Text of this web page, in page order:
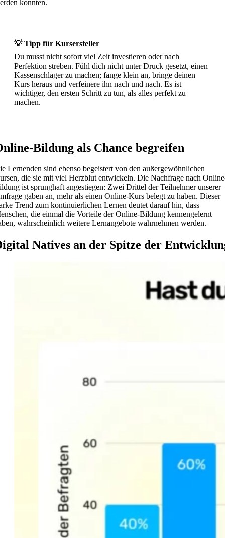
konnten.
💡 Tipp für Kursersteller
Du musst nicht sofort viel Zeit investieren oder nach
Perfektion streben. Fühl dich nicht unter Druck gesetzt, einen
Kassenschlager zu machen; fange klein an, bringe deinen
Kurs heraus und verfeinere ihn nach und nach. Es ist
wichtiger, den ersten Schritt zu tun, als alles perfekt zu
machen.
Bildung als Chance begreifen
Lernenden sind ebenso begeistert von den außergewöhnlichen
die sie mit viel Herzblut entwickeln. Die Nachfrage nach
ist sprunghaft angestiegen: Zwei Drittel der Teilnehmer unserer
gaben an, mehr als einen Online-Kurs belegt zu haben. Dieser
Trend zum kontinuierlichen Lernen deutet darauf hin, dass
die einmal die Vorteile der Online-Bildung kennengelernt
wahrscheinlich weitere Lernangebote wahrnehmen werden.
Natives an der Spitze der